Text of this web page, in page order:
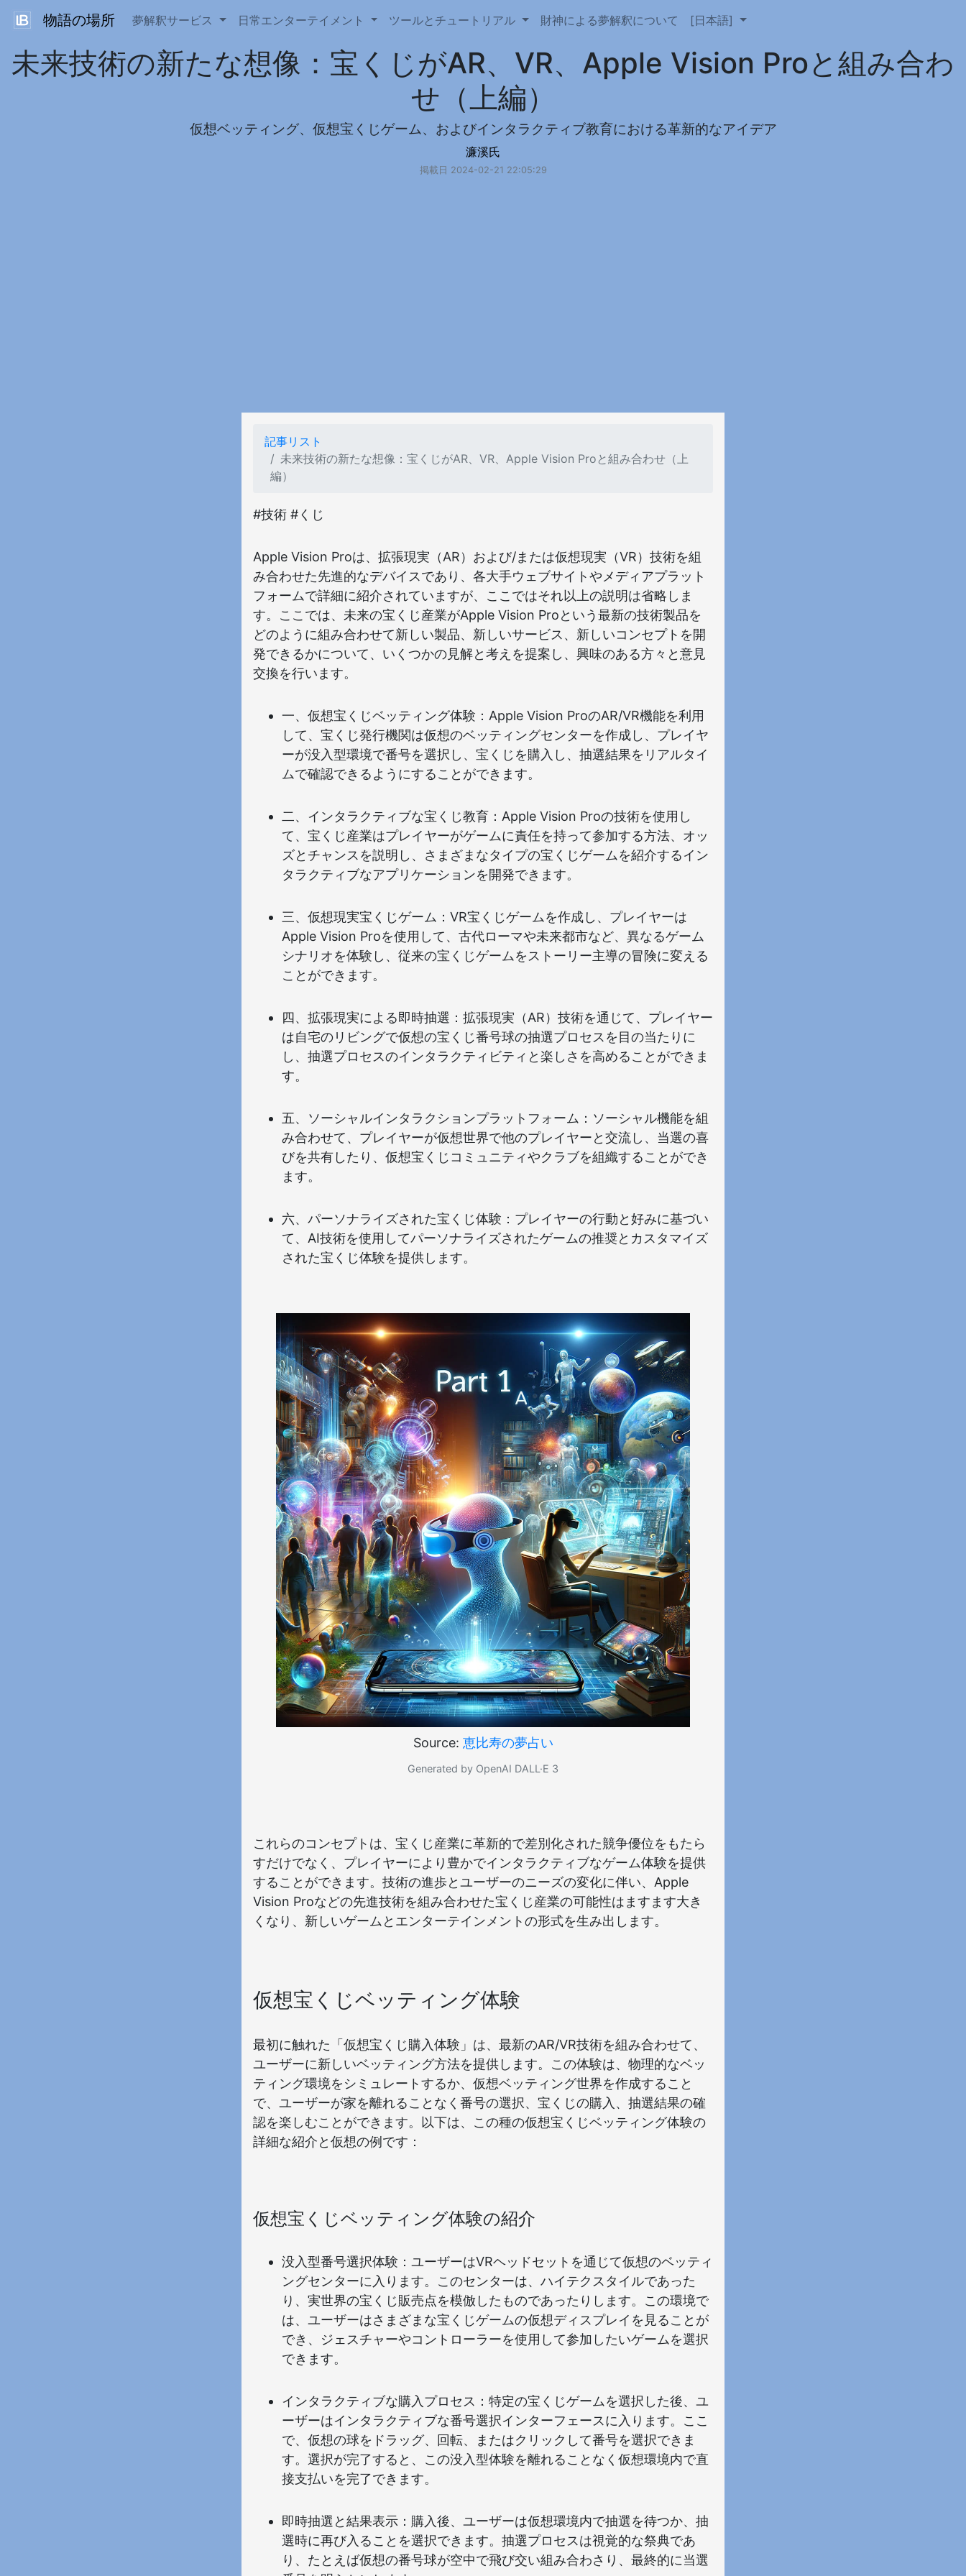
物語の場所 夢解釈サービス 日常エンターテイメント ツールとチュートリアル 財神による夢解釈について [日本語]
未来技術の新たな想像：宝くじがAR、VR、Apple Vision Proと組み合わ
せ（上編）
仮想ベッティング、仮想宝くじゲーム、およびインタラクティブ教育における革新的なアイデア
濂溪氏
掲載日 2024-02-21 22:05:29
記事リスト
未来技術の新たな想像：宝くじがAR、VR、Apple Vision Proと組み合わせ（上
編）
#技術 #くじ
Apple Vision Proは、拡張現実（AR）および/または仮想現実（VR）技術を組
み合わせた先進的なデバイスであり、各大手ウェブサイトやメディアプラット
フォームで詳細に紹介されていますが、ここではそれ以上の説明は省略しま
す。ここでは、未来の宝くじ産業がApple Vision Proという最新の技術製品を
どのように組み合わせて新しい製品、新しいサービス、新しいコンセプトを開
発できるかについて、いくつかの見解と考えを提案し、興味のある方々と意見
交換を行います。
一、仮想宝くじベッティング体験：Apple Vision ProのAR/VR機能を利用
して、宝くじ発行機関は仮想のベッティングセンターを作成し、プレイヤ
ーが没入型環境で番号を選択し、宝くじを購入し、抽選結果をリアルタイ
ムで確認できるようにすることができます。
二、インタラクティブな宝くじ教育：Apple Vision Proの技術を使用し
て、宝くじ産業はプレイヤーがゲームに責任を持って参加する方法、オッ
ズとチャンスを説明し、さまざまなタイプの宝くじゲームを紹介するイン
タラクティブなアプリケーションを開発できます。
三、仮想現実宝くじゲーム：VR宝くじゲームを作成し、プレイヤーは
Apple Vision Proを使用して、古代ローマや未来都市など、異なるゲーム
シナリオを体験し、従来の宝くじゲームをストーリー主導の冒険に変える
ことができます。
四、拡張現実による即時抽選：拡張現実（AR）技術を通じて、プレイヤー
は自宅のリビングで仮想の宝くじ番号球の抽選プロセスを目の当たりに
し、抽選プロセスのインタラクティビティと楽しさを高めることができま
す。
五、ソーシャルインタラクションプラットフォーム：ソーシャル機能を組
み合わせて、プレイヤーが仮想世界で他のプレイヤーと交流し、当選の喜
びを共有したり、仮想宝くじコミュニティやクラブを組織することができ
ます。
六、パーソナライズされた宝くじ体験：プレイヤーの行動と好みに基づい
て、AI技術を使用してパーソナライズされたゲームの推奨とカスタマイズ
された宝くじ体験を提供します。
Source: 恵比寿の夢占い
Generated by OpenAI DALL·E 3
これらのコンセプトは、宝くじ産業に革新的で差別化された競争優位をもたら
すだけでなく、プレイヤーにより豊かでインタラクティブなゲーム体験を提供
することができます。技術の進歩とユーザーのニーズの変化に伴い、Apple
Vision Proなどの先進技術を組み合わせた宝くじ産業の可能性はますます大き
くなり、新しいゲームとエンターテインメントの形式を生み出します。
仮想宝くじベッティング体験
最初に触れた「仮想宝くじ購入体験」は、最新のAR/VR技術を組み合わせて、
ユーザーに新しいベッティング方法を提供します。この体験は、物理的なベッ
ティング環境をシミュレートするか、仮想ベッティング世界を作成すること
で、ユーザーが家を離れることなく番号の選択、宝くじの購入、抽選結果の確
認を楽しむことができます。以下は、この種の仮想宝くじベッティング体験の
詳細な紹介と仮想の例です：
仮想宝くじベッティング体験の紹介
没入型番号選択体験：ユーザーはVRヘッドセットを通じて仮想のベッティ
ングセンターに入ります。このセンターは、ハイテクスタイルであった
り、実世界の宝くじ販売点を模倣したものであったりします。この環境で
は、ユーザーはさまざまな宝くじゲームの仮想ディスプレイを見ることが
でき、ジェスチャーやコントローラーを使用して参加したいゲームを選択
できます。
インタラクティブな購入プロセス：特定の宝くじゲームを選択した後、ユ
ーザーはインタラクティブな番号選択インターフェースに入ります。ここ
で、仮想の球をドラッグ、回転、またはクリックして番号を選択できま
す。選択が完了すると、この没入型体験を離れることなく仮想環境内で直
接支払いを完了できます。
即時抽選と結果表示：購入後、ユーザーは仮想環境内で抽選を待つか、抽
選時に再び入ることを選択できます。抽選プロセスは視覚的な祭典であ
り、たとえば仮想の番号球が空中で飛び交い組み合わさり、最終的に当選